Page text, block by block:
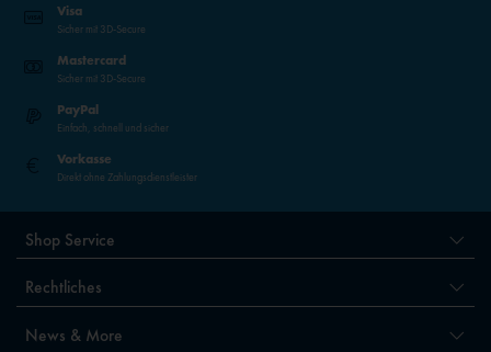
Visa
Sicher mit 3D-Secure
Mastercard
Sicher mit 3D-Secure
PayPal
Einfach, schnell und sicher
Vorkasse
Direkt ohne Zahlungsdienstleister
Shop Service
Rechtliches
News & More